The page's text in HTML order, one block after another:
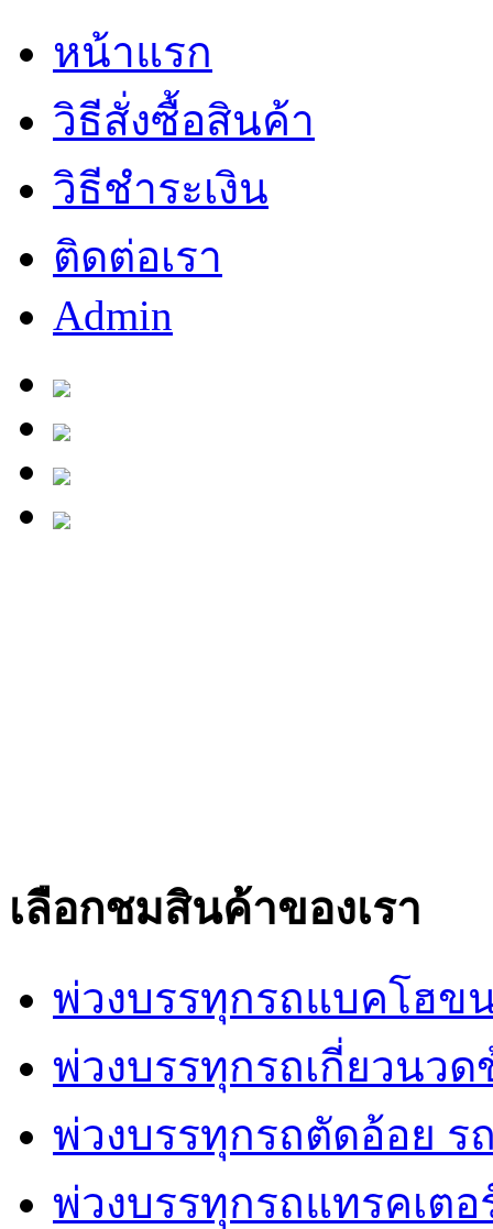
หน้าแรก
วิธีสั่งซื้อสินค้า
วิธีชำระเงิน
ติดต่อเรา
Admin
เลือกชมสินค้าของเรา
พ่วงบรรทุกรถแบคโฮข
พ่วงบรรทุกรถเกี่ยวนวด
พ่วงบรรทุกรถตัดอ้อย ร
พ่วงบรรทุกรถแทรคเตอ